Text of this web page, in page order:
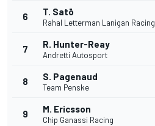
6 T. Satō
Rahal Letterman Lanigan Racing
7 R. Hunter-Reay
Andretti Autosport
8 S. Pagenaud
Team Penske
9 M. Ericsson
Chip Ganassi Racing